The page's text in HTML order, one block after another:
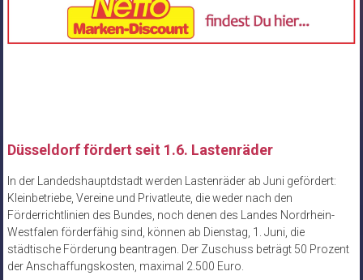
Düsseldorf fördert seit 1.6. Lastenräder
In der Landedshauptdstadt werden Lastenräder ab Juni gefördert:
Kleinbetriebe, Vereine und Privatleute, die weder nach den
Förderrichtlinien des Bundes, noch denen des Landes Nordrhein-
Westfalen förderfähig sind, können ab Dienstag, 1. Juni, die
städtische Förderung beantragen. Der Zuschuss beträgt 50 Prozent
der Anschaffungskosten, maximal 2.500 Euro.